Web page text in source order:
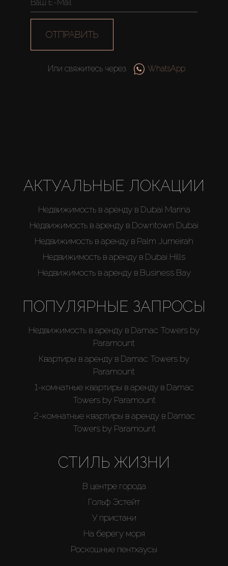
ОТПРАВИТЬ
Или свяжитесь через WhatsApp
АКТУАЛЬНЫЕ ЛОКАЦИИ
Недвижимость в аренду в Dubai Marina
Недвижимость в аренду в Downtown Dubai
Недвижимость в аренду в Palm Jumeirah
Недвижимость в аренду в Dubai Hills
Недвижимость в аренду в Business Bay
ПОПУЛЯРНЫЕ ЗАПРОСЫ
Недвижимость в аренду в Damac Towers by
Paramount
Квартиры в аренду в Damac Towers by
Paramount
1-комнатные квартиры в аренду в Damac
Towers by Paramount
2-комнатные квартиры в аренду в Damac
Towers by Paramount
СТИЛЬ ЖИЗНИ
В центре города
Гольф Эстейт
У пристани
На берегу моря
Роскошные пентхаусы